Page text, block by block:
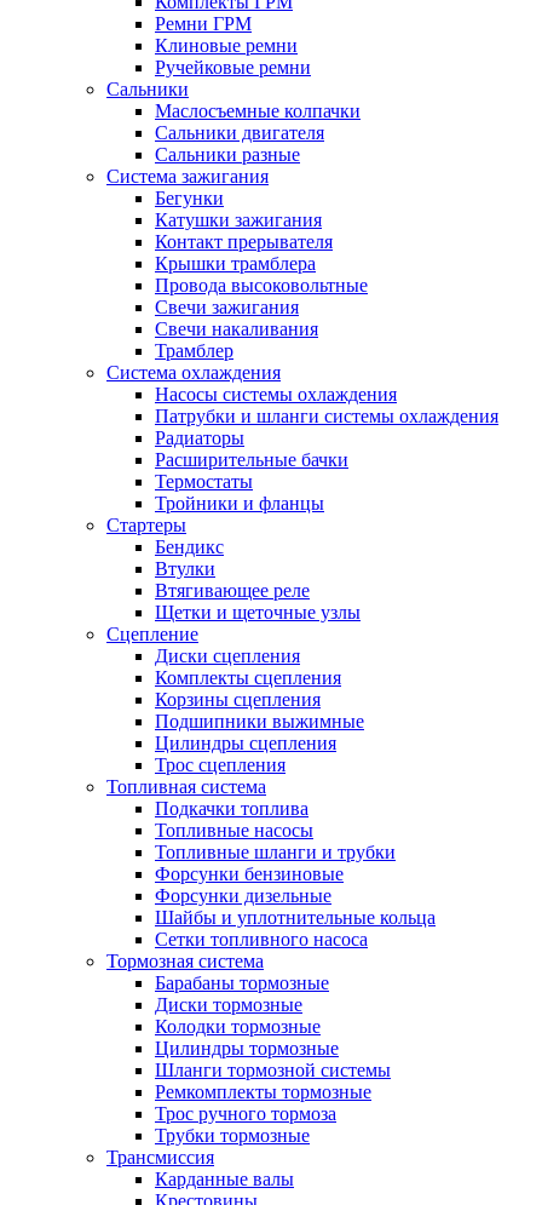
Ремни ГРМ
Клиновые ремни
Ручейковые ремни
Сальники
Маслосъемные колпачки
Сальники двигателя
Сальники разные
Система зажигания
Бегунки
Катушки зажигания
Контакт прерывателя
Крышки трамблера
Провода высоковольтные
Свечи зажигания
Свечи накаливания
Трамблер
Система охлаждения
Насосы системы охлаждения
Патрубки и шланги системы охлаждения
Радиаторы
Расширительные бачки
Термостаты
Тройники и фланцы
Стартеры
Бендикс
Втулки
Втягивающее реле
Щетки и щеточные узлы
Сцепление
Диски сцепления
Комплекты сцепления
Корзины сцепления
Подшипники выжимные
Цилиндры сцепления
Трос сцепления
Топливная система
Подкачки топлива
Топливные насосы
Топливные шланги и трубки
Форсунки бензиновые
Форсунки дизельные
Шайбы и уплотнительные кольца
Сетки топливного насоса
Тормозная система
Барабаны тормозные
Диски тормозные
Колодки тормозные
Цилиндры тормозные
Шланги тормозной системы
Ремкомплекты тормозные
Трос ручного тормоза
Трубки тормозные
Трансмиссия
Карданные валы
Крестовины